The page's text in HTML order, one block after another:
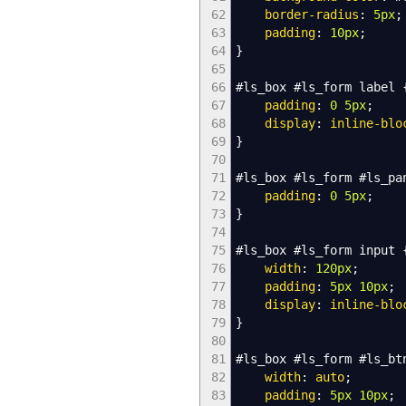
62
63
64
65
66
67
68
69
70
71
72
73
74
75
76
77
78
79
80
81
82
83
border-radius : 5px;
padding: 10px;
}
#ls_box #ls_form label
padding: 0 5px;
display: inline-
}
#ls_box #ls_form
padding: 0 5px;
}
#ls_box #ls_form input
width: 120px;
padding: 5px 10px;
display: inline-
}
#ls_box #ls_form
width: auto;
padding: 5px 10px;